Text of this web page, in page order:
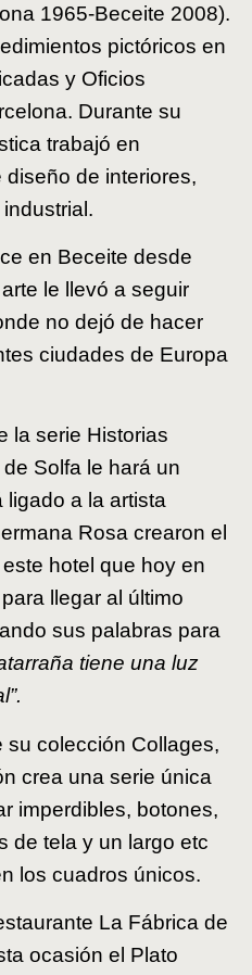
1965-Beceite 2008).
pictóricos en
y Oficios
Durante su
trabajó en
de interiores,
en Beceite desde
le llevó a seguir
no dejó de hacer
ciudades de Europa
la serie Historias
Solfa le hará un
ligado a la artista
Rosa crearon el
hotel que hoy en
llegar al último
sus palabras para
tiene una luz
colección Collages,
crea una serie única
imperdibles, botones,
de tela y un largo etc
los cuadros únicos.
La Fábrica de
ocasión el Plato